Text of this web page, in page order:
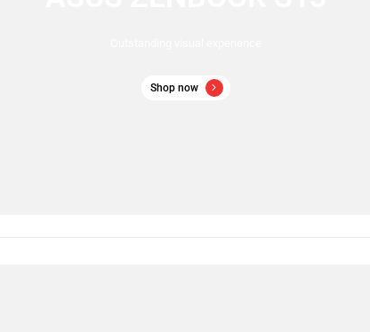
Shop now